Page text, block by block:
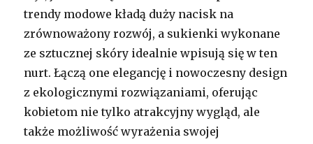
trendy modowe kładą duży nacisk na
zrównoważony rozwój, a sukienki wykonane
ze sztucznej skóry idealnie wpisują się w ten
nurt. Łączą one elegancję i nowoczesny design
z ekologicznymi rozwiązaniami, oferując
kobietom nie tylko atrakcyjny wygląd, ale
także możliwość wyrażenia swojej